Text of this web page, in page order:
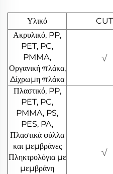
Υλικό CUT
Ακρυλικό, PP,
PET, PC,
PMMA,
Οργανική πλάκα,
Δίχρωμη πλάκα
√
Πλαστικό, PP,
PET, PC,
PMMA, PS,
PES, PA,
Πλαστικά φύλλα
και μεμβράνες
Πληκτρολόγια με
μεμβράνη
√